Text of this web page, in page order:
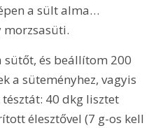
a sült alma…
morzsasüti.
sütőt, és beállítom 200
a süteményhez, vagyis
40 dkg lisztet
élesztővel (7 g-os kell